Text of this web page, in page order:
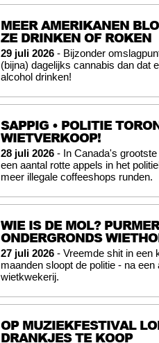
MEER AMERIKANEN
ZE DRINKEN OF ROKEN
29 juli 2026 - Bijzonder
(bijna) dagelijks cannabis dan dat
alcohol drinken!
SAPPIG • POLITIE
WIETVERKOOP!
28 juli 2026 - In Canada's
een aantal rotte appels in het
meer illegale coffeeshops runden.
WIE IS DE MOL?
ONDERGRONDS
27 juli 2026 - Vreemde shit in een
maanden sloopt de politie - na
wietkwekerij.
OP MUZIEKFESTIVAL
DRANKJES TE KOOP